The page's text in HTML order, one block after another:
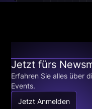
Jetzt fürs
Erfahren Sie alles über
Events.
Jetzt Anmelden